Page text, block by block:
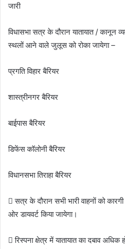
जारी
विधासभा सत्र के दौरान यातायात / कानून
स्थलों आने वाले जुलूस को रोका जायेगा –
प्रगति विहार बैरियर
शास्त्रीनगर बैरियर
बाईपास बैरियर
डिफेंस कॉलोनी बैरियर
विधानसभा तिराहा बैरियर
 सत्र के दौरान सभी भारी वाहनों को
ओर डायवर्ट किया जायेगा।
 रिस्पना क्षेत्र में यातायात का दबाव